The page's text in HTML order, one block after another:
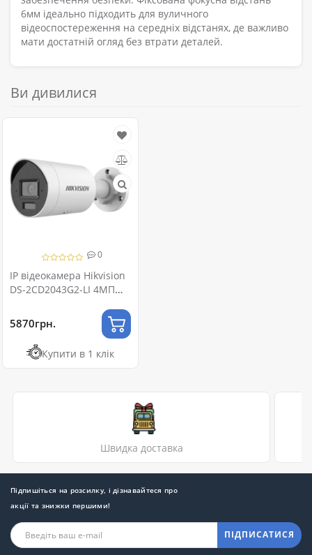
6мм ідеально підходить для вуличного
відеоспостереження на середніх відстанях, де важливо
мати достатній огляд без втрати деталей.
Ви дивилися
0
IP відеокамера Hikvision
DS-2CD2043G2-LI 4МП
5870грн.
Купити в 1 клік
Швидка доставка
Підпишіться на розсилку, і дізнавайтеся про
акції та знижки першими!
ПІДПИСАТИСЯ